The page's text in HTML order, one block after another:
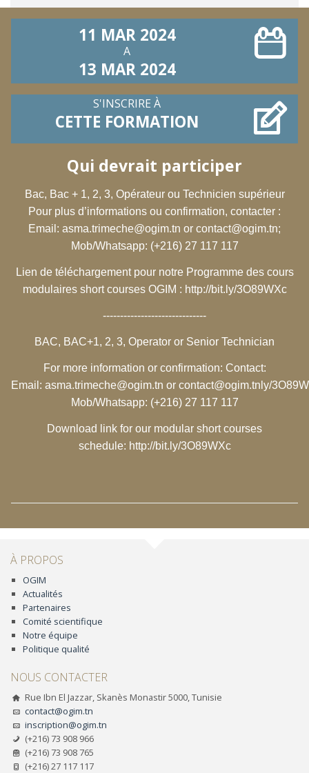
11 MAR 2024
A
13 MAR 2024
S'INSCRIRE À
CETTE FORMATION
Qui devrait participer
Bac, Bac + 1, 2, 3, Opérateur ou Technicien supérieur
Pour plus d’informations ou confirmation, contacter :
Email: asma.trimeche@ogim.tn or contact@ogim.tn;
Mob/Whatsapp: (+216) 27 117 117
Lien de téléchargement pour notre Programme des cours
modulaires short courses OGIM : http://bit.ly/3O89WXc
------------------------------
BAC, BAC+1, 2, 3, Operator or Senior Technician
For more information or confirmation: Contact:
Email: asma.trimeche@ogim.tn or contact@ogim.tn ly/
Mob/Whatsapp: (+216) 27 117 117
Download link for our modular short courses
schedule: http://bit.ly/3O89WXc
À PROPOS
OGIM
Actualités
Partenaires
Comité scientifique
Notre équipe
Politique qualité
NOUS CONTACTER
Rue Ibn El Jazzar, Skanès Monastir 5000, Tunisie
contact@ogim.tn
inscription@ogim.tn
(+216) 73 908 966
(+216) 73 908 765
(+216) 27 117 117